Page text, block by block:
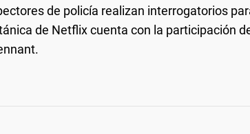
de policía realizan interrogatorios
de Netflix cuenta con la participación